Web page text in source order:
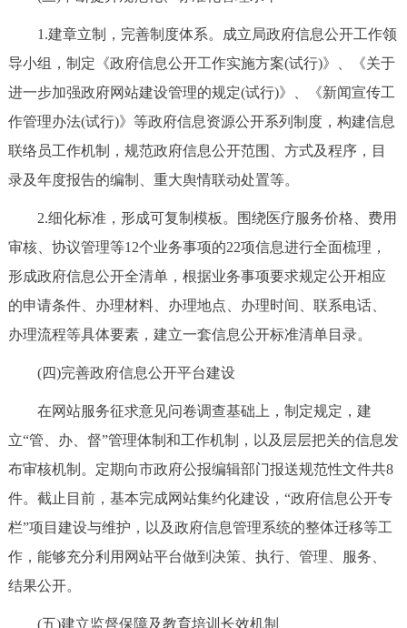
1.建章立制，完善制度体系。成立局政府信息公开工作领
导小组，制定《政府信息公开工作实施方案(试行)》、《关于
进一步加强政府网站建设管理的规定(试行)》、《新闻宣传工
作管理办法(试行)》等政府信息资源公开系列制度，构建信息
联络员工作机制，规范政府信息公开范围、方式及程序，目
录及年度报告的编制、重大舆情联动处置等。
2.细化标准，形成可复制模板。围绕医疗服务价格、费用
审核、协议管理等12个业务事项的22项信息进行全面梳理，
形成政府信息公开全清单，根据业务事项要求规定公开相应
的申请条件、办理材料、办理地点、办理时间、联系电话、
办理流程等具体要素，建立一套信息公开标准清单目录。
(四)完善政府信息公开平台建设
在网站服务征求意见问卷调查基础上，制定规定，建
立“管、办、督”管理体制和工作机制，以及层层把关的信息发
布审核机制。定期向市政府公报编辑部门报送规范性文件共8
件。截止目前，基本完成网站集约化建设，“政府信息公开专
栏”项目建设与维护，以及政府信息管理系统的整体迁移等工
作，能够充分利用网站平台做到决策、执行、管理、服务、
结果公开。
(五)建立监督保障及教育培训长效机制